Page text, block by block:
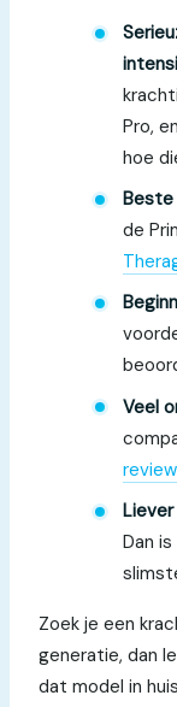
Pro,
hoe
de
Veel
review
Dan
Zoek je een
generatie, dan
dat model in